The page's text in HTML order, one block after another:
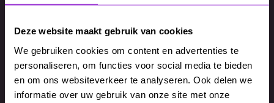
Deze website maakt gebruik van cookies
We gebruiken cookies om content en advertenties te
personaliseren, om functies voor social media te bieden
en om ons websiteverkeer te analyseren. Ook delen we
informatie over uw gebruik van onze site met onze
je website
worden in AI-
antwoorden
Meetbaarheid
Goed
Nog beperkt